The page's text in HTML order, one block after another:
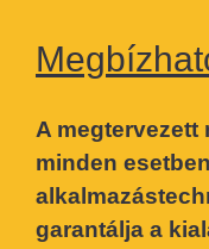
A
minden
garantálja a